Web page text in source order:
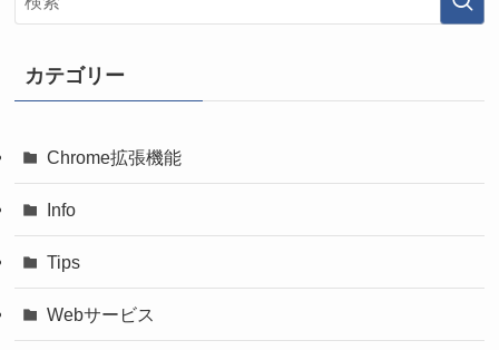
カテゴリー
Chrome拡張機能
Info
Tips
Webサービス